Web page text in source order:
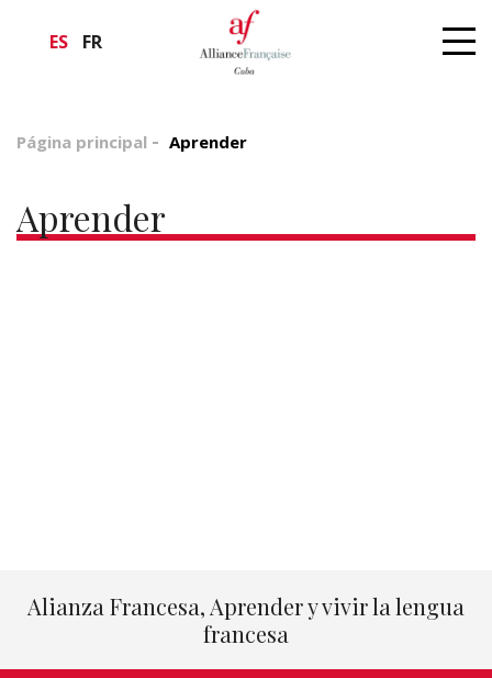
ES FR
Página principal Aprender
Aprender
Alianza Francesa, Aprender y vivir la lengua
francesa